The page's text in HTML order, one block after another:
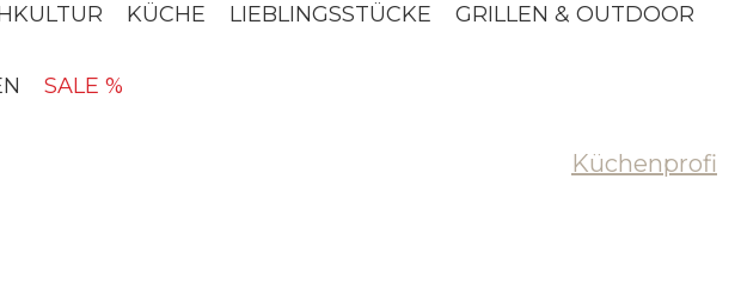
KÜCHE LIEBLINGSSTÜCKE GRILLEN & OUTDOOR
SALE %
Küchenprofi